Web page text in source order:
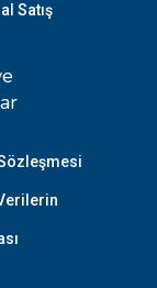
Satış